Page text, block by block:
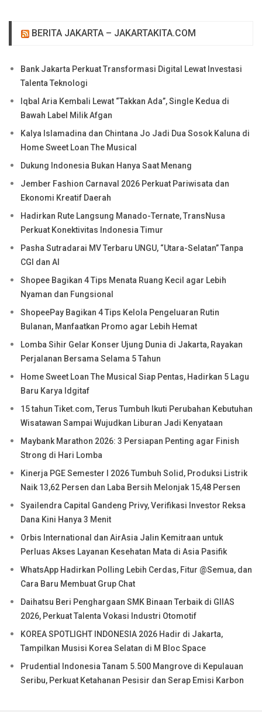
BERITA JAKARTA – JAKARTAKITA.COM
Bank Jakarta Perkuat Transformasi Digital Lewat Investasi
Talenta Teknologi
Iqbal Aria Kembali Lewat “Takkan Ada”, Single Kedua di
Bawah Label Milik Afgan
Kalya Islamadina dan Chintana Jo Jadi Dua Sosok Kaluna di
Home Sweet Loan The Musical
Dukung Indonesia Bukan Hanya Saat Menang
Jember Fashion Carnaval 2026 Perkuat Pariwisata dan
Ekonomi Kreatif Daerah
Hadirkan Rute Langsung Manado-Ternate, TransNusa
Perkuat Konektivitas Indonesia Timur
Pasha Sutradarai MV Terbaru UNGU, “Utara-Selatan” Tanpa
CGI dan AI
Shopee Bagikan 4 Tips Menata Ruang Kecil agar Lebih
Nyaman dan Fungsional
ShopeePay Bagikan 4 Tips Kelola Pengeluaran Rutin
Bulanan, Manfaatkan Promo agar Lebih Hemat
Lomba Sihir Gelar Konser Ujung Dunia di Jakarta, Rayakan
Perjalanan Bersama Selama 5 Tahun
Home Sweet Loan The Musical Siap Pentas, Hadirkan 5 Lagu
Baru Karya Idgitaf
15 tahun Tiket.com, Terus Tumbuh Ikuti Perubahan Kebutuhan
Wisatawan Sampai Wujudkan Liburan Jadi Kenyataan
Maybank Marathon 2026: 3 Persiapan Penting agar Finish
Strong di Hari Lomba
Kinerja PGE Semester I 2026 Tumbuh Solid, Produksi Listrik
Naik 13,62 Persen dan Laba Bersih Melonjak 15,48 Persen
Syailendra Capital Gandeng Privy, Verifikasi Investor Reksa
Dana Kini Hanya 3 Menit
Orbis International dan AirAsia Jalin Kemitraan untuk
Perluas Akses Layanan Kesehatan Mata di Asia Pasifik
WhatsApp Hadirkan Polling Lebih Cerdas, Fitur @Semua, dan
Cara Baru Membuat Grup Chat
Daihatsu Beri Penghargaan SMK Binaan Terbaik di GIIAS
2026, Perkuat Talenta Vokasi Industri Otomotif
KOREA SPOTLIGHT INDONESIA 2026 Hadir di Jakarta,
Tampilkan Musisi Korea Selatan di M Bloc Space
Prudential Indonesia Tanam 5.500 Mangrove di Kepulauan
Seribu, Perkuat Ketahanan Pesisir dan Serap Emisi Karbon